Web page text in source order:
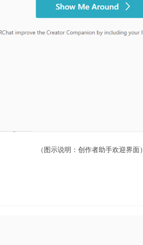
（图示说明：创作者助手欢迎界面）